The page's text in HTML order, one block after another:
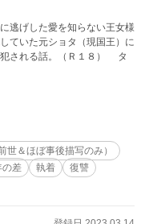
逃げした愛を知らない王女様
ていた元ショタ（現国王）に
れる話。（Ｒ１８） タ
世＆ほぼ事後描写のみ）
の差 執着
復讐